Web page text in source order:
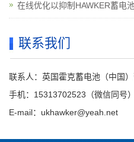
在线优化以抑制HAWKER蓄电
联系我们
联系人：英国霍克蓄电池（中国
手机：15313702523（微信同号）
E-mail：ukhawker@yeah.net